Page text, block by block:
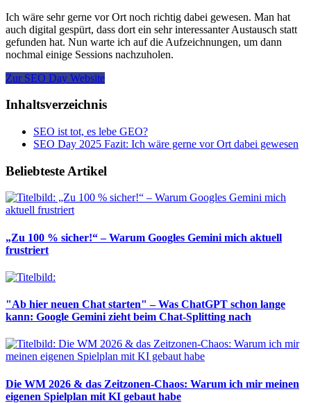
Ich wäre sehr gerne vor Ort noch richtig dabei gewesen. Man hat
auch digital gespürt, dass dort ein sehr interessanter Austausch statt
gefunden hat. Nun warte ich auf die Aufzeichnungen, um dann
nochmal einige Sessions nachzuholen.
Zur SEO Day Website
Inhaltsverzeichnis
SEO ist tot, es lebe GEO?
SEO Day 2025 Fazit: Ich wäre gerne vor Ort dabei gewesen
Beliebteste Artikel
„Zu 100 % sicher!“ – Warum Googles Gemini mich aktuell
frustriert
"Ab hier neuen Chat starten" – Was ChatGPT schon lange
kann: Google Gemini zieht beim Chat-Splitting nach
Die WM 2026 & das Zeitzonen-Chaos: Warum ich mir meinen
eigenen Spielplan mit KI gebaut habe